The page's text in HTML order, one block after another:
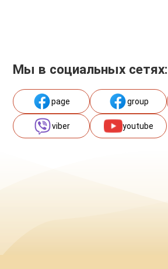
Мы в социальных сетях:
page group
viber youtube